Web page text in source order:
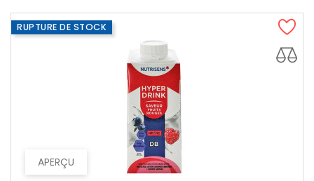
APERÇU
RUPTURE DE STOCK